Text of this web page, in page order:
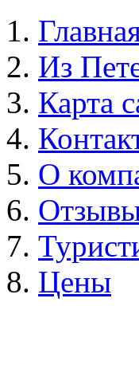
Из
Карта
О
Цены